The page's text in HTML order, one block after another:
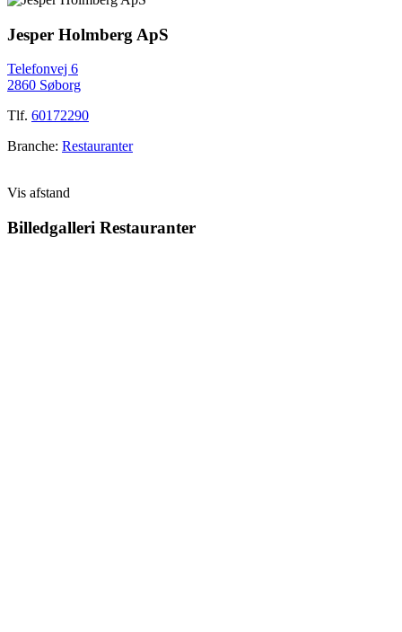
Jesper Holmberg ApS
Telefonvej 6
2860 Søborg
Tlf. 60172290
Branche: Restauranter
Vis afstand
Billedgalleri Restauranter